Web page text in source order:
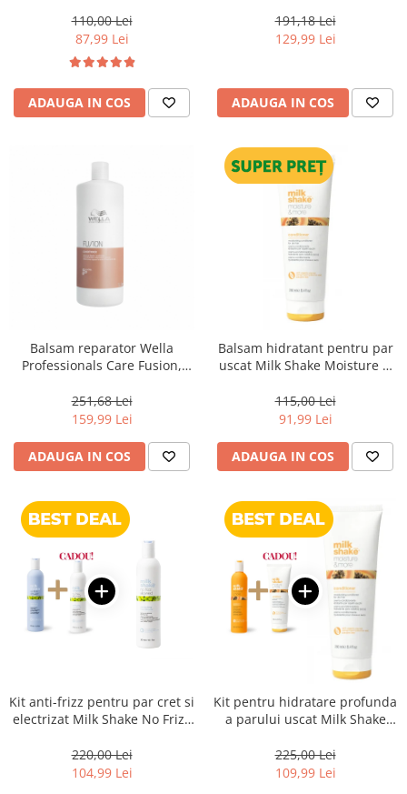
Leave-In, 200 ml
110,00 Lei
87,99 Lei
ADAUGA IN COS
Ultimate Repair, 500 ml
191,18 Lei
129,99 Lei
ADAUGA IN COS
Balsam reparator Wella
Professionals Care Fusion,
251,68 Lei
159,99 Lei
ADAUGA IN COS
Balsam hidratant pentru par
uscat Milk Shake Moisture &
115,00 Lei
91,99 Lei
ADAUGA IN COS
Kit anti-frizz pentru par cret si
electrizat Milk Shake No Frizz
220,00 Lei
104,99 Lei
Kit pentru hidratare profunda
a parului uscat Milk Shake
225,00 Lei
109,99 Lei